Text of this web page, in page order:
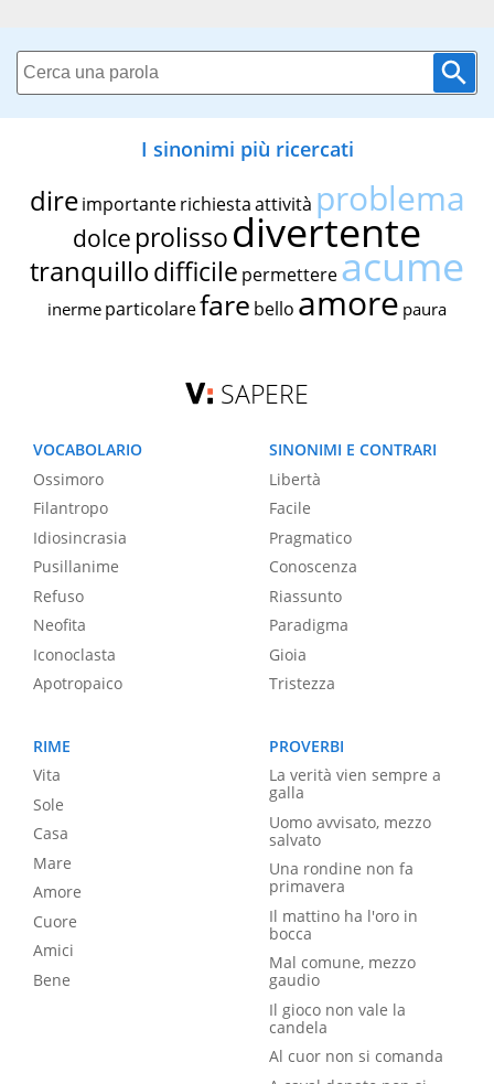
I sinonimi più ricercati
dire importante richiestaattività problema
dolce prolissodivertente
tranquillodifficile permettereacume
inerme particolarefare bello amore paura
SAPERE
VOCABOLARIO
Ossimoro
Filantropo
Idiosincrasia
Pusillanime
Refuso
Neofita
Iconoclasta
Apotropaico
SINONIMI E CONTRARI
Libertà
Facile
Pragmatico
Conoscenza
Riassunto
Paradigma
Gioia
Tristezza
RIME
Vita
Sole
Casa
Mare
Amore
Cuore
Amici
Bene
PROVERBI
La verità vien sempre a
galla
Uomo avvisato, mezzo
salvato
Una rondine non fa
primavera
Il mattino ha l'oro in
bocca
Mal comune, mezzo
gaudio
Il gioco non vale la
candela
Al cuor non si comanda